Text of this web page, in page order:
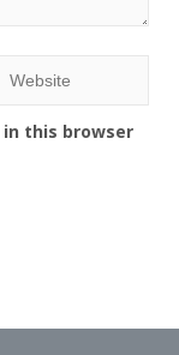
in this browser